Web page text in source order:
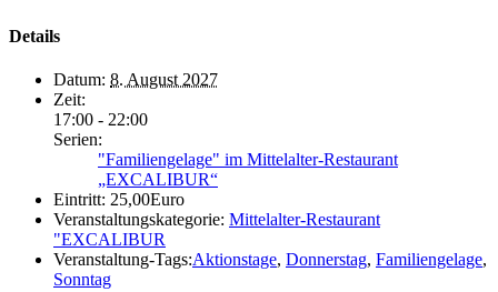
Details
Datum: 8. August 2027
Zeit:
17:00 - 22:00
Serien:
"Familiengelage" im Mittelalter-Restaurant
„EXCALIBUR“
Eintritt: 25,00Euro
Veranstaltungskategorie: Mittelalter-Restaurant
"EXCALIBUR
Veranstaltung-Tags:Aktionstage, Donnerstag, Familiengelage,
Sonntag